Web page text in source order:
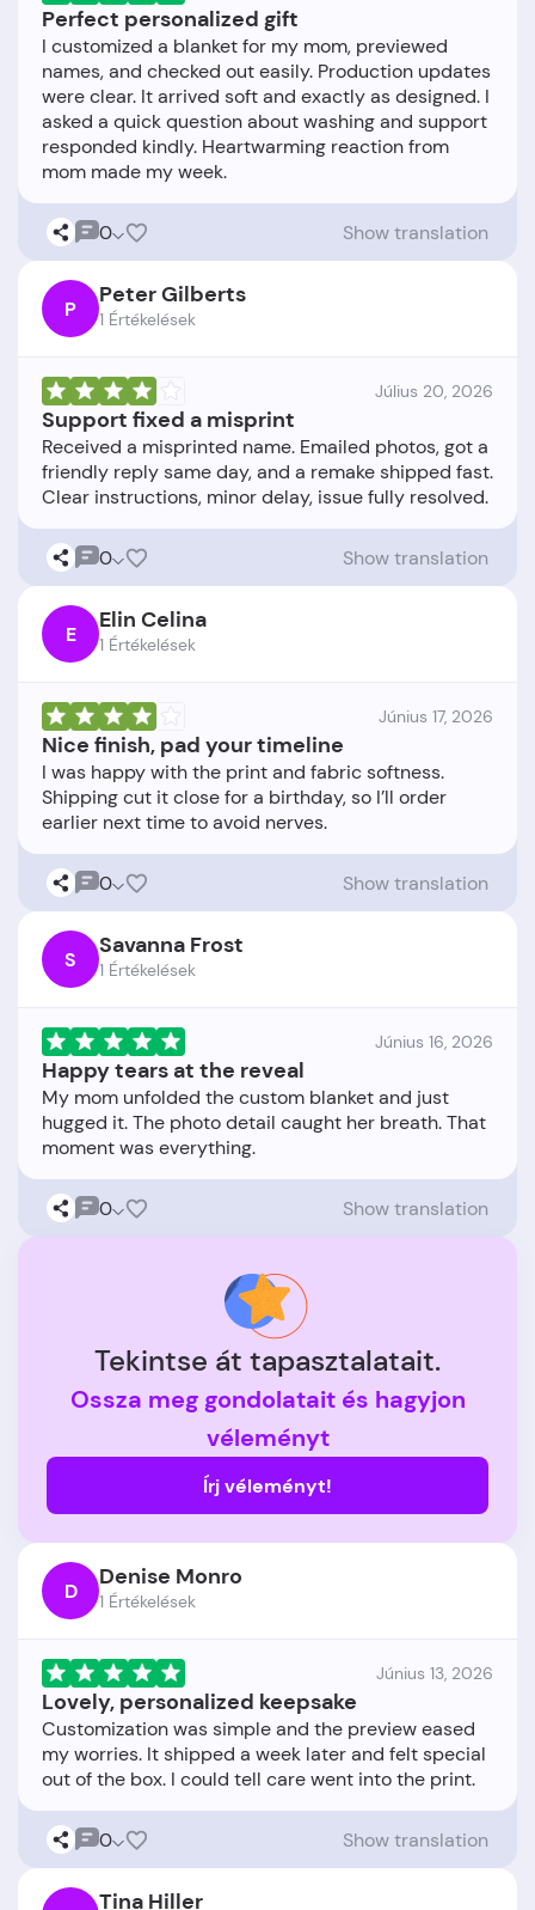
Perfect personalized gift
I customized a blanket for my mom, previewed
names, and checked out easily. Production updates
were clear. It arrived soft and exactly as designed. I
asked a quick question about washing and support
responded kindly. Heartwarming reaction from
0 Show translation
P Peter Gilberts
1 Értékelések
Július 20, 2026
Support fixed a misprint
Received a misprinted name. Emailed photos, got a
friendly reply same day, and a remake shipped fast.
0 Show translation
E Elin Celina
1 Értékelések
Június 17, 2026
Nice finish, pad your timeline
I was happy with the print and fabric softness.
Shipping cut it close for a birthday, so I’ll order
0 Show translation
S Savanna Frost
1 Értékelések
Június 16, 2026
Happy tears at the reveal
My mom unfolded the custom blanket and just
hugged it. The photo detail caught her breath. That
0 Show translation
Tekintse át tapasztalatait.
Ossza meg gondolatait és hagyjon
véleményt
Írj véleményt!
D Denise Monro
1 Értékelések
Június 13, 2026
Lovely, personalized keepsake
Customization was simple and the preview eased
my worries. It shipped a week later and felt special
0 Show translation
Tina Hiller